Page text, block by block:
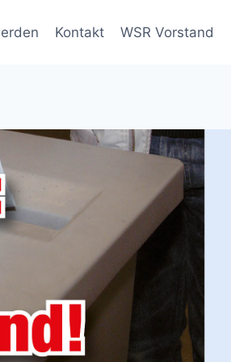
Kontakt WSR Vorstand